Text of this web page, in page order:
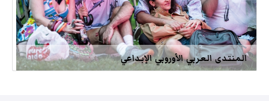
المنتدى العربي الأوروبي الإبداعي